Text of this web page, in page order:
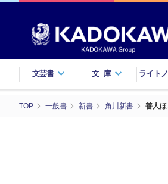
文芸書 文庫 ライト
TOP 一般書 新書 角川新書 善人